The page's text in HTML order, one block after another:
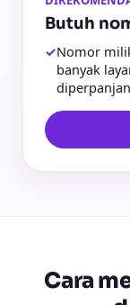
Butuh
✓Nomor
banyak
Cara